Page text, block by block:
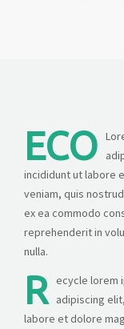
ECO
incididunt ut labore
veniam, quis
ex ea commodo
reprehenderit in
nulla.
R ecycle lorem
adipiscing
labore et dolore